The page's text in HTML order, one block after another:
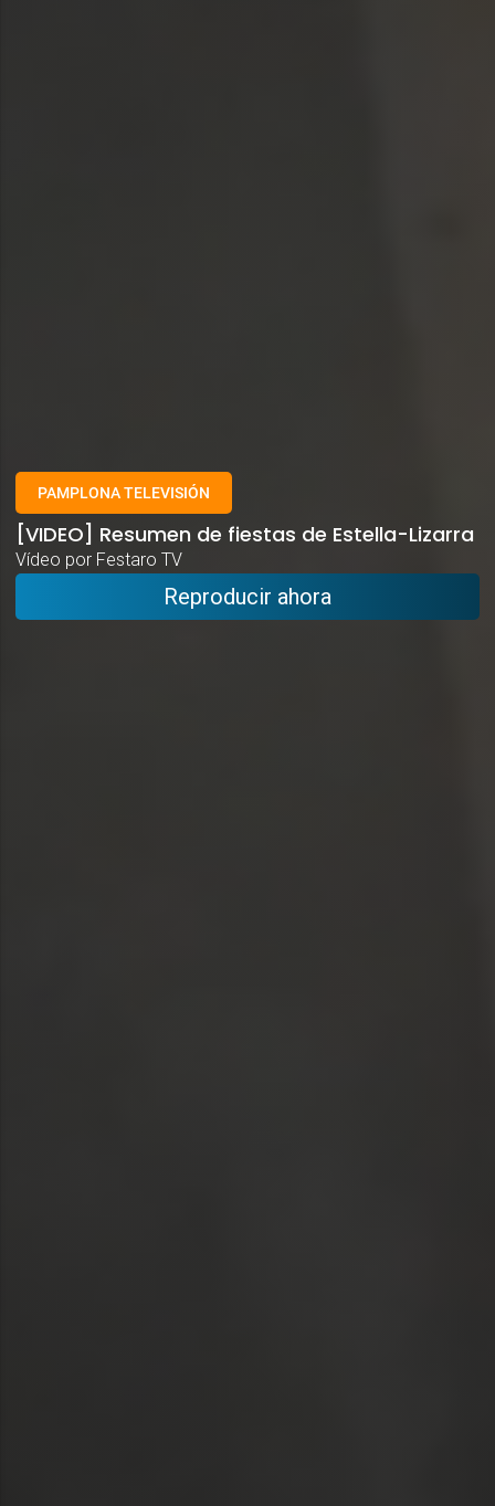
PAMPLONA TELEVISIÓN
[VIDEO] Resumen de fiestas de Estella-Lizarra
Vídeo por Festaro TV
Reproducir ahora